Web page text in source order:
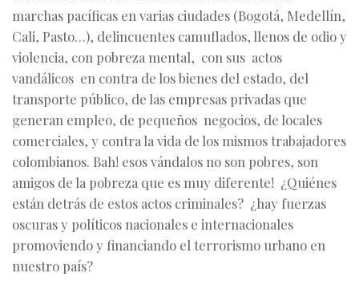
marchas pacíficas en varias ciudades (Bogotá, Medellín,
Cali, Pasto…), delincuentes camuflados, llenos de odio y
violencia, con pobreza mental, con sus actos
vandálicos en contra de los bienes del estado, del
transporte público, de las empresas privadas que
generan empleo, de pequeños negocios, de locales
comerciales, y contra la vida de los mismos trabajadores
colombianos. Bah! esos vándalos no son pobres, son
amigos de la pobreza que es muy diferente! ¿Quiénes
están detrás de estos actos criminales? ¿hay fuerzas
oscuras y políticos nacionales e internacionales
promoviendo y financiando el terrorismo urbano en
nuestro país?